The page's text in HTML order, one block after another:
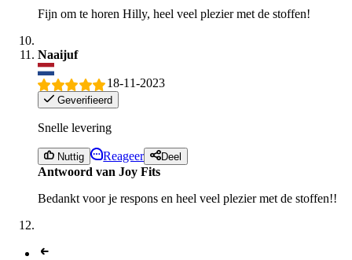
Fijn om te horen Hilly, heel veel plezier met de stoffen!
Naaijuf
18-11-2023
Geverifieerd
Snelle levering
Nuttig Reageer Deel
Antwoord van Joy Fits
Bedankt voor je respons en heel veel plezier met de stoffen!!